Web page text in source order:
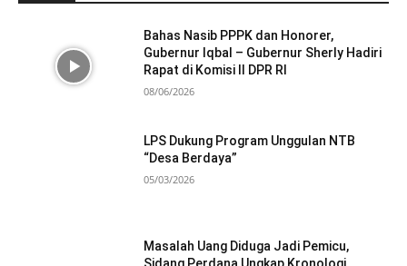
Bahas Nasib PPPK dan Honorer,
Gubernur Iqbal – Gubernur Sherly Hadiri
Rapat di Komisi II DPR RI
08/06/2026
LPS Dukung Program Unggulan NTB
“Desa Berdaya”
05/03/2026
Masalah Uang Diduga Jadi Pemicu,